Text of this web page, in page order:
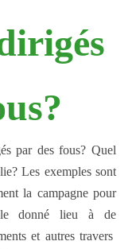
par des fous? Quel
Les exemples sont
la campagne pour
donné lieu à de
et autres travers